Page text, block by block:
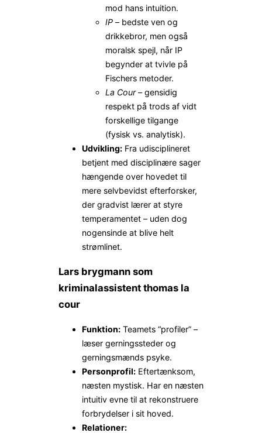
mod hans intuition.
IP – bedste ven og
drikkebror, men også
moralsk spejl, når IP
begynder at tvivle på
Fischers metoder.
La Cour– gensidig
respekt på trods af vidt
forskellige tilgange
(fysisk vs. analytisk).
Udvikling: Fra udisciplineret
betjent med disciplinære sager
hængende over hovedet til
mere selvbevidst efterforsker,
der gradvist lærer at styre
temperamentet – uden dog
nogensinde at blive helt
strømlinet.
Lars brygmann som
kriminalassistent thomas la
cour
Funktion: Teamets “profiler” –
læser gerningssteder og
gerningsmænds psyke.
Personprofil: Eftertænksom,
næsten mystisk. Har en næsten
intuitiv evne til at rekonstruere
forbrydelser i sit hoved.
Relationer: